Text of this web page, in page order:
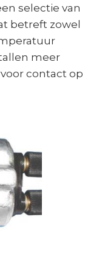
selectie van
betreft zowel
meer
contact op